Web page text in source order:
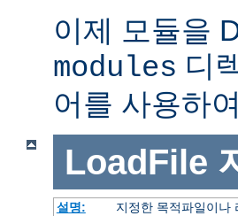
이제 모듈을
modules 디
어를 사용하
LoadFile
설명:
지정한 목적파일이나